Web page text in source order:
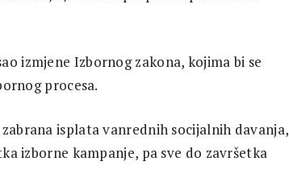
izmjene Izbornog zakona, kojima bi se
procesa.
isplata vanrednih socijalnih davanja,
izborne kampanje, pa sve do završetka